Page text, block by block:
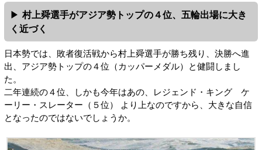
村上舜選手がアジア勢トップの４位、五輪出場に大き
く近づく
日本勢では、敗者復活戦から村上舜選手が勝ち残り、決勝へ進
出、アジア勢トップの４位（カッパーメダル）と健闘しまし
た。
二年連続の４位、しかも今年はあの、レジェンド・キング ケ
ーリー・スレーター（５位） より上なのですから、大きな自信
となったのではないでしょうか。